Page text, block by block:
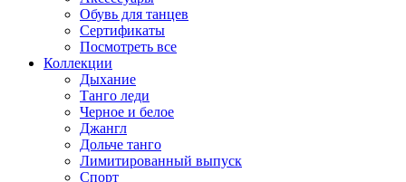
Обувь для танцев
Сертификаты
Посмотреть все
Коллекции
Дыхание
Танго леди
Черное и белое
Джангл
Дольче танго
Лимитированный выпуск
Спорт